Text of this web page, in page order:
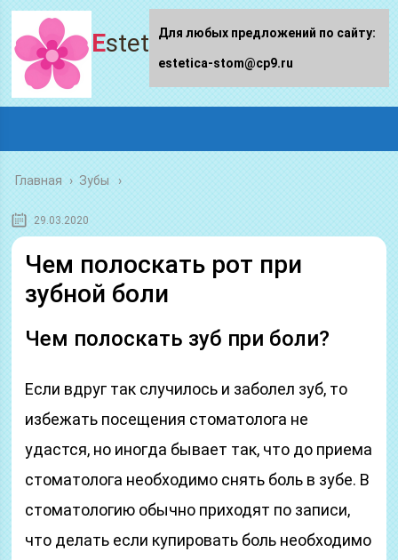
Estetica-stom.ru
Главная › Зубы
29.03.2020
Чем полоскать рот при
зубной боли
Чем полоскать зуб при боли?
Если вдруг так случилось и заболел зуб, то
избежать посещения стоматолога не
удастся, но иногда бывает так, что до приема
стоматолога необходимо снять боль в зубе. В
стоматологию обычно приходят по записи,
что делать если купировать боль необходимо
Для любых предложений по сайту:
estetica-stom@cp9.ru